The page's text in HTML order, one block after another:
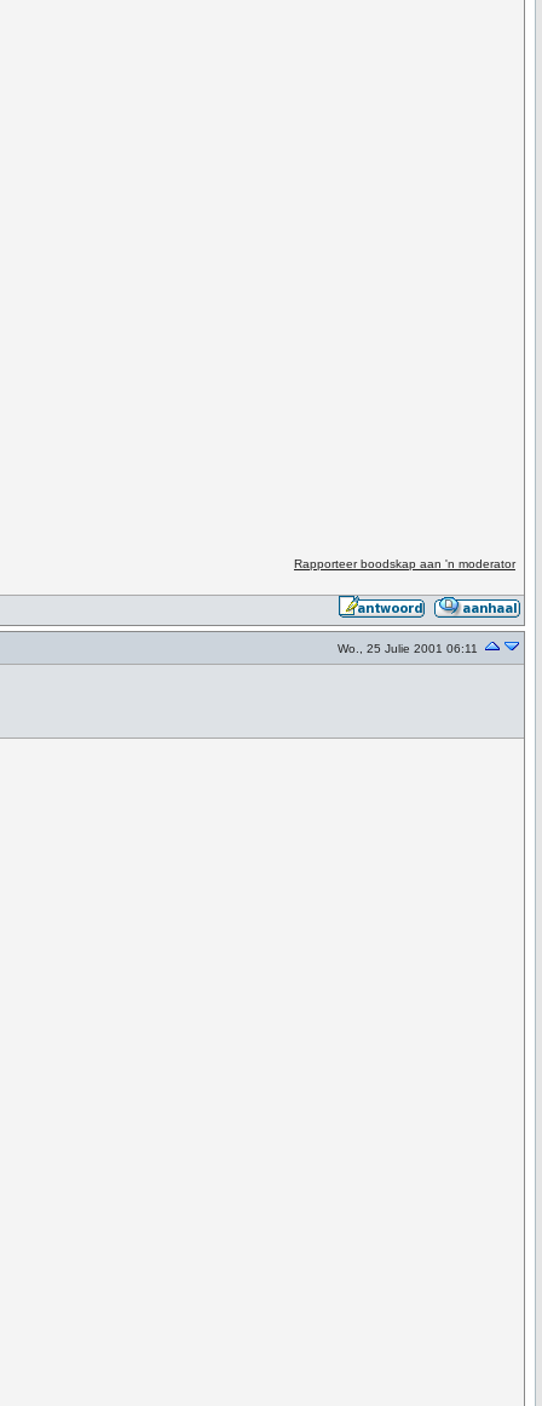
Rapporteer boodskap aan 'n moderator
Wo., 25 Julie 2001 06:11